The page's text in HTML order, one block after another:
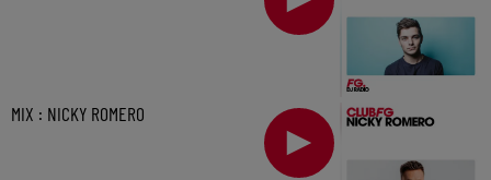
MIX : NICKY ROMERO